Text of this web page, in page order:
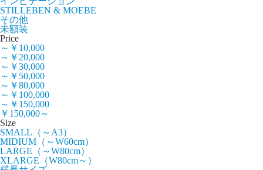
STILLEBEN & MOEBE
その他
未額装
Price
～￥10,000
～￥20,000
～￥30,000
～￥50,000
～￥80,000
～￥100,000
～￥150,000
￥150,000～
Size
SMALL（～A3）
MIDIUM（～W60cm）
LARGE（～W80cm）
XLARGE（W80cm～）